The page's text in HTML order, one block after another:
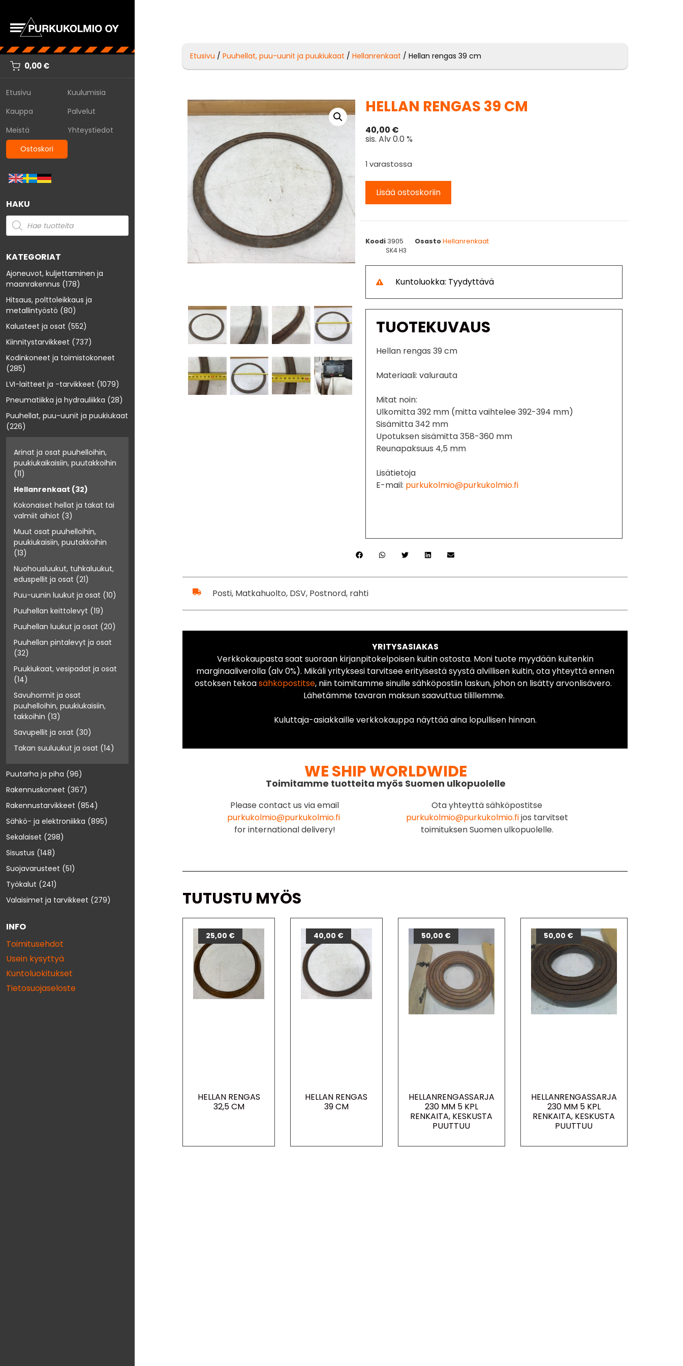
0,00€
Etusivu
Kuulumisia
Kauppa
Palvelut
Meistä
Yhteystiedot
Ostoskori
HAKU
KATEGORIAT
Ajoneuvot, kuljettaminen ja
maanrakennus (178)
Hitsaus, polttoleikkaus ja
metallintyöstö (80)
Kalusteet ja osat (552)
Kiinnitystarvikkeet (737)
Kodinkoneet ja toimistokoneet
(285)
LVI-laitteet ja -tarvikkeet (1079)
Pneumatiikka ja hydrauliikka (28)
Puuhellat, puu-uunit ja puukiukaat
(226)
Arinat ja osat puuhelloihin,
puukiukaikaisiin, puutakkoihin
(11)
Hellanrenkaat (32)
Kokonaiset hellat ja takat tai
valmiit aihiot (3)
Muut osat puuhelloihin,
puukiukaisiin, puutakkoihin
(13)
Nuohousluukut, tuhkaluukut,
eduspellit ja osat (21)
Puu-uunin luukut ja osat (10)
Puuhellan keittolevyt (19)
Puuhellan luukut ja osat (20)
Puuhellan pintalevyt ja osat
(32)
Puukiukaat, vesipadat ja osat
(14)
Savuhormit ja osat
puuhelloihin, puukiukaisiin,
takkoihin (13)
Savupellit ja osat (30)
Takan suuluukut ja osat (14)
Puutarha ja piha (96)
Rakennuskoneet (367)
Rakennustarvikkeet (854)
Sähkö- ja elektroniikka (895)
Sekalaiset (298)
Sisustus (148)
Suojavarusteet (51)
Työkalut (241)
Valaisimet ja tarvikkeet (279)
INFO
Toimitusehdot
Usein kysyttyä
Kuntoluokitukset
Tietosuojaseloste
Etusivu /Puuhellat, puu-uunit ja puukiukaat /Hellanrenkaat / Hellan rengas 39 cm
HELLAN RENGAS 39 CM
40,00 €
sis. Alv 0.0 %
1 varastossa
Lisää ostoskoriin
Koodi 3905 Osasto Hellanrenkaat
SK4 H3
Kuntoluokka: Tyydyttävä
TUOTEKUVAUS
Hellan rengas 39 cm
Materiaali: valurauta
Mitat noin:
Ulkomitta 392 mm (mitta vaihtelee 392-394 mm)
Sisämitta 342 mm
Upotuksen sisämitta 358-360 mm
Reunapaksuus 4,5 mm
Lisätietoja
E-mail: purkukolmio@purkukolmio.fi
Posti, Matkahuolto, DSV, Postnord, rahti
YRITYSASIAKAS
Verkkokaupasta saat suoraan kirjanpitokelpoisen kuitin ostosta. Moni tuote myydään kuitenkin
marginaaliverolla (alv 0%). Mikäli yrityksesi tarvitsee erityisestä syystä alvillisen kuitin, ota yhteyttä ennen
ostoksen tekoasähköpostitse, niin toimitamme sinulle sähköpostiin laskun, johon on lisätty arvonlisävero.
Lähetämme tavaran maksun saavuttua tilillemme.
Kuluttaja-asiakkaille verkkokauppa näyttää aina lopullisen hinnan.
WE SHIP WORLDWIDE
Toimitamme tuotteita myös Suomen ulkopuolelle
Please contact us via email
purkukolmio@purkukolmio.fi
for international delivery!
Ota yhteyttä sähköpostitse
purkukolmio@purkukolmio.fijos tarvitset
toimituksen Suomen ulkopuolelle.
TUTUSTU MYÖS
HELLAN RENGAS
32,5 CM
25,00 €
HELLAN RENGAS
39 CM
40,00 €
HELLANRENGASSARJA
230 MM 5 KPL
RENKAITA, KESKUSTA
PUUTTUU
50,00 €
HELLANRENGASSARJA
230 MM 5 KPL
RENKAITA, KESKUSTA
PUUTTUU
50,00 €